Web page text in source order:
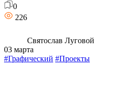
0
226
Святослав Луговой
03 марта
#Графический #Проекты